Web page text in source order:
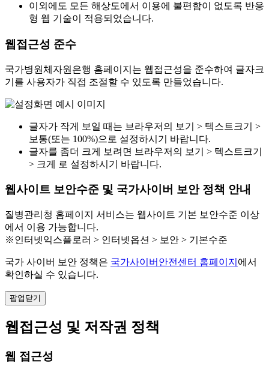
이외에도 모든 해상도에서 이용에 불편함이 없도록 반응
형 웹 기술이 적용되었습니다.
웹접근성 준수
국가병원체자원은행 홈페이지는 웹접근성을 준수하여 글자크
기를 사용자가 직접 조절할 수 있도록 만들었습니다.
글자가 작게 보일 때는 브라우저의 보기 > 텍스트크기 >
보통(또는 100%)으로 설정하시기 바랍니다.
글자를 좀더 크게 보려면 브라우저의 보기 > 텍스트크기
> 크게 로 설정하시기 바랍니다.
웹사이트 보안수준 및 국가사이버 보안 정책 안내
질병관리청 홈페이지 서비스는 웹사이트 기본 보안수준 이상
에서 이용 가능합니다.
※인터넷익스플로러 > 인터넷옵션 > 보안 > 기본수준
국가 사이버 보안 정책은 국가사이버안전센터 홈페이지 에서
확인하실 수 있습니다.
팝업닫기
웹접근성 및 저작권 정책
웹 접근성